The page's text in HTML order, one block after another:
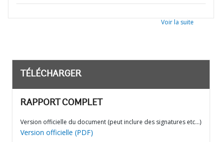
Voir la suite
TÉLÉCHARGER
RAPPORT COMPLET
Version officielle du document (peut inclure des signatures etc…)
Version officielle (PDF)